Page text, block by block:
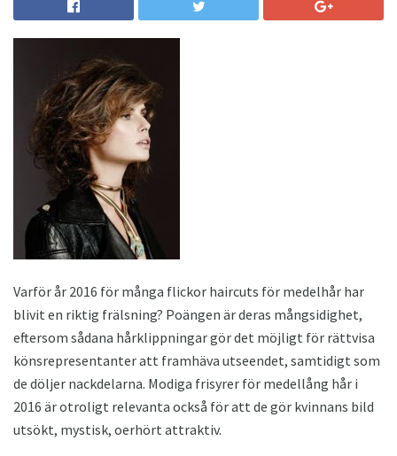
Varför år 2016 för många flickor haircuts för medelhår har
blivit en riktig frälsning? Poängen är deras mångsidighet,
eftersom sådana hårklippningar gör det möjligt för rättvisa
könsrepresentanter att framhäva utseendet, samtidigt som
de döljer nackdelarna. Modiga frisyrer för medellång hår i
2016 är otroligt relevanta också för att de gör kvinnans bild
utsökt, mystisk, oerhört attraktiv.